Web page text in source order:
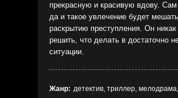
прекрасную и красивую вдову. Сам
да и такое увлечение будет мешать
раскрытию преступления. Он
решить, что делать в достаточно
ситуации.
Жанр: детектив, триллер,